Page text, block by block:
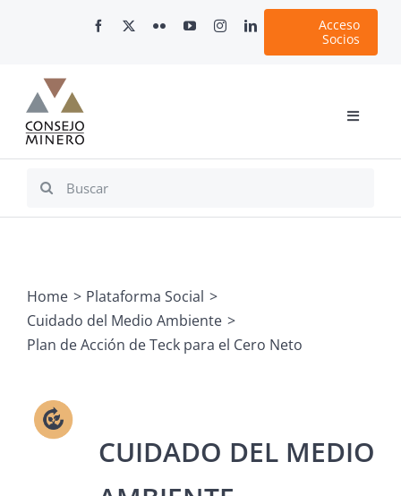
Acceso
Socios
Toggle
Comunicaciones
Search
Home
Plataforma Social
Cuidado del Medio Ambiente
Plan de Acción de Teck para el Cero Neto